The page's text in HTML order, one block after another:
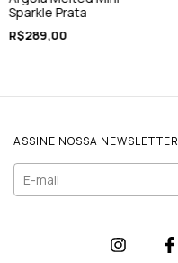
Sparkle Prata
R$289,00
ASSINE NOSSA NEWSLETTER